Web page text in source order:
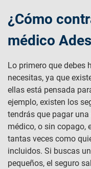
¿Cómo
médico
Lo primero que debes
necesitas, ya que
ellas está pensada
ejemplo, existen los
tendrás que pagar
médico, o sin copago,
tantas veces como
incluidos. Si buscas
pequeños, el seguro